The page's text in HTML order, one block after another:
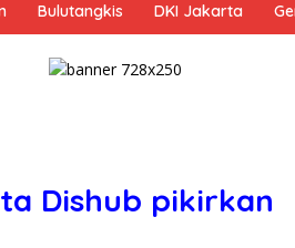
Bulutangkis DKI Jakarta
Dishub pikirkan